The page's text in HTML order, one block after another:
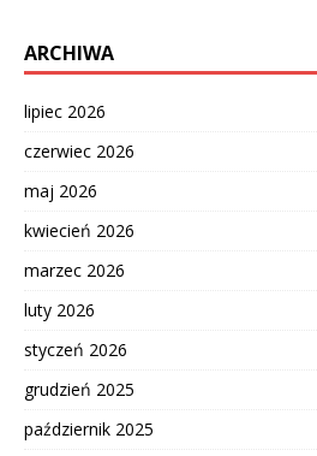
ARCHIWA
lipiec 2026
czerwiec 2026
maj 2026
kwiecień 2026
marzec 2026
luty 2026
styczeń 2026
grudzień 2025
październik 2025